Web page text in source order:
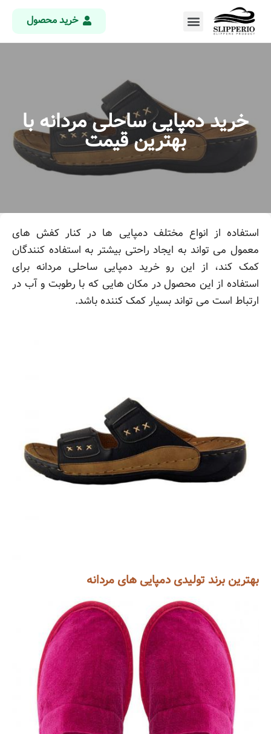
خرید محصول
خرید دمپایی ساحلی مردانه با
بهترین قیمت
استفاده از انواع مختلف دمپایی ها در کنار کفش های
معمول می تواند به ایجاد راحتی بیشتر به استفاده کنندگان
کمک کند، از این رو خرید دمپایی ساحلی مردانه برای
استفاده از این محصول در مکان هایی که با رطوبت و آب در
ارتباط است می تواند بسیار کمک کننده باشد.
بهترین برند تولیدی دمپایی های مردانه